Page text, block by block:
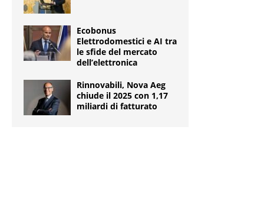
Ecobonus
Elettrodomestici e AI tra
le sfide del mercato
dell’elettronica
Rinnovabili, Nova Aeg
chiude il 2025 con 1,17
miliardi di fatturato